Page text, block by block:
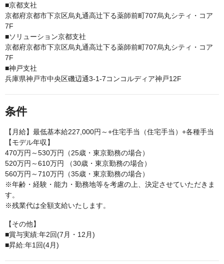
■京都支社
京都府京都市下京区烏丸通高辻下る薬師前町707烏丸シティ・コア
7F
■ソリューション京都支社
京都府京都市下京区烏丸通高辻下る薬師前町707烏丸シティ・コア
7F
■神戸支社
兵庫県神戸市中央区磯辺通3-1-7コンコルディア神戸12F
条件
【月給】最低基本給227,000円～+住宅手当（住宅手当）+各種手当
【モデル年収】
470万円～530万円（25歳・東京勤務の場合）
520万円～610万円 （30歳・東京勤務の場合）
560万円～710万円（35歳・東京勤務の場合）
※年齢・経験・能力・勤務地等を考慮の上、決定させていただきま
す。
※残業代は全額支給いたします。
【その他】
■賞与実績:年2回(7月・12月)
■昇給:年1回(4月)